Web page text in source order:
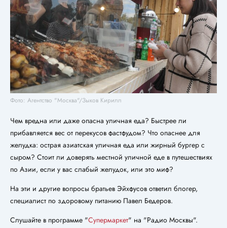
Фото: Агентство "Москва"/Зыков Кирилл
Чем вредна или даже опасна уличная еда? Быстрее ли
прибавляется вес от перекусов фастфудом? Что опаснее для
желудка: острая азиатская уличная еда или жирный бургер с
сыром? Стоит ли доверять местной уличной еде в путешествиях
по Азии, если у вас слабый желудок, или это миф?
На эти и другие вопросы братьев Эйхфусов ответил блогер,
специалист по здоровому питанию Павел Бедеров.
Слушайте в программе "Супермаркет" на "Радио Москвы".